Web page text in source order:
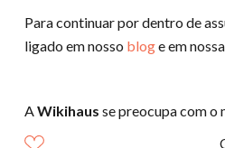
Para continuar por dentro de
ligado em nosso bloge em
AWikihaus se preocupa com o